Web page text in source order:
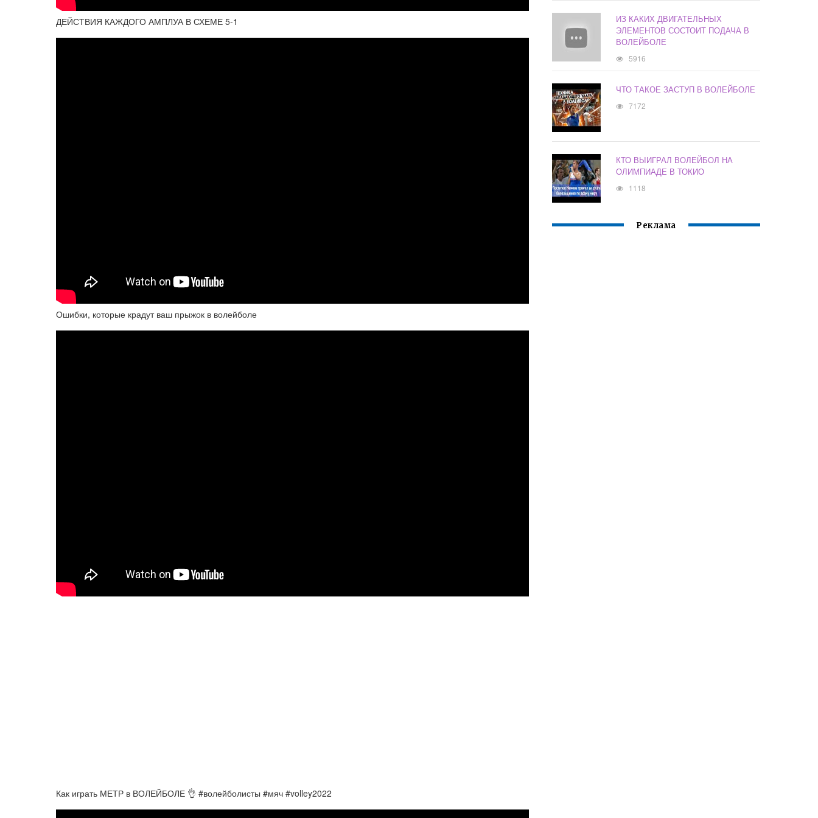
ДЕЙСТВИЯ КАЖДОГО АМПЛУА В СХЕМЕ 5-1
Ошибки, которые крадут ваш прыжок в волейболе
Как играть МЕТР в ВОЛЕЙБОЛЕ 👌 #волейболисты #мяч #volley2022
ИЗ КАКИХ ДВИГАТЕЛЬНЫХ
ЭЛЕМЕНТОВ СОСТОИТ ПОДАЧА В
ВОЛЕЙБОЛЕ
5916
ЧТО ТАКОЕ ЗАСТУП В ВОЛЕЙБОЛЕ
7172
КТО ВЫИГРАЛ ВОЛЕЙБОЛ НА
ОЛИМПИАДЕ В ТОКИО
1118
Реклама